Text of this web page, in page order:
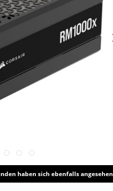
haben sich ebenfalls angesehen